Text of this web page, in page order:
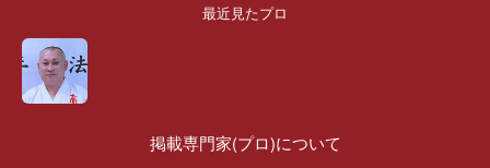
最近見たプロ
掲載専門家(プロ)について